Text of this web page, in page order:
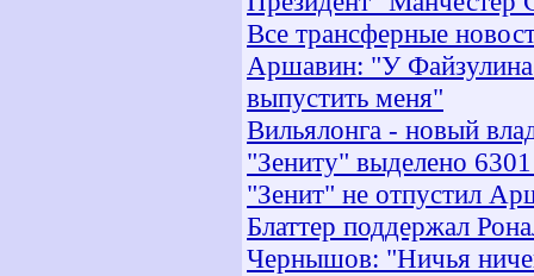
Все трансферные
Аршавин: "У Файзулина
выпустить меня"
Вильялонга - новый
"Зениту" выделено
"Зенит" не отпустил
Блаттер поддержал
Чернышов: "Ничья